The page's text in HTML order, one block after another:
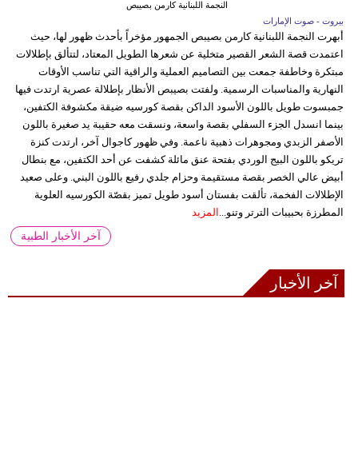
النجمة اللبنانية كارمن بصيبص
بيروت - صوت الإمارات
أبهرت النجمة اللبنانية كارمن بصيبص الجمهور مؤخراً بأحدث ظهور لها، حيث
اعتمدت قصة الشعر القصير متخلية عن شعرها الطويل المعتاد، لتتألق بإطلالات
مبتكرة وخاطفة جمعت بين التصاميم العملية والراقية التي تناسب الأوقات
النهارية والمناسبات الرسمية. ولفتت بصيبص الأنظار بإطلالة عصرية ارتدت فيها
جمبسوت طويل باللون الأسود الداكن بقصة كورسيه ضيقة مكشوفة الكتفين،
بينما انسدل الجزء السفلي بقصة واسعة، ونسقت معه حقيبة يد صغيرة باللون
الأصفر الزبدي ومجوهرات ذهبية ناعمة. وفي ظهور كاجوال آخر، ارتدت كنزة
تريكو باللون البيج الوردي بفتحة عنق مائلة كشفت عن أحد الكتفين، مع بنطال
أبيض عالي الخصر بقصة مستقيمة وحزام جلدي رفيع باللون البني. وعلى صعيد
الإطلالات الفخمة، تألقت بفستان أسود طويل تميز بقصّة الكورسيه العلوية
المطرزة بحبيبات الترتر وتنو... المزيد
آخر الأخبار الطبية
آخر الأخبار